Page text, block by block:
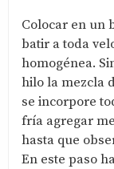
Colocar en un
batir a toda
homogénea.
hilo la mezcla
se incorpore
fría agregar
hasta que
En este paso